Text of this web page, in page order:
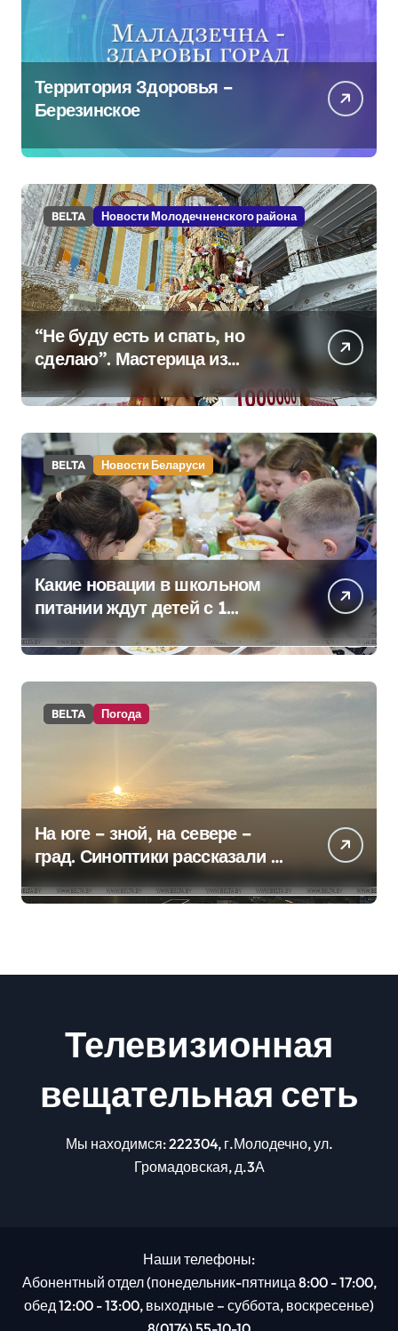
Территория Здоровья –
Березинское
BELTA Новости Молодечненского района
“Не буду есть и спать, но
сделаю”. Мастерица из
Молодечно о 50-
килограммовом каравае для
Дворца Независимости
BELTA Новости Беларуси
Какие новации в школьном
питании ждут детей с 1
сентября, рассказали в
правительстве
BELTA Погода
На юге – зной, на севере –
град. Синоптики рассказали о
погоде на сегодня
Телевизионная
вещательная сеть
Мы находимся: 222304, г.Молодечно, ул.
Громадовская, д.3А
Наши телефоны:
Абонентный отдел (понедельник-пятница 8:00 - 17:00,
обед 12:00 - 13:00, выходные – суббота, воскресенье)